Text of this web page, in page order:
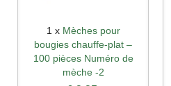
1 x Mèches pour
bougies chauffe-plat –
100 pièces Numéro de
mèche -2